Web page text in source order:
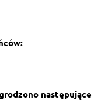
następujące